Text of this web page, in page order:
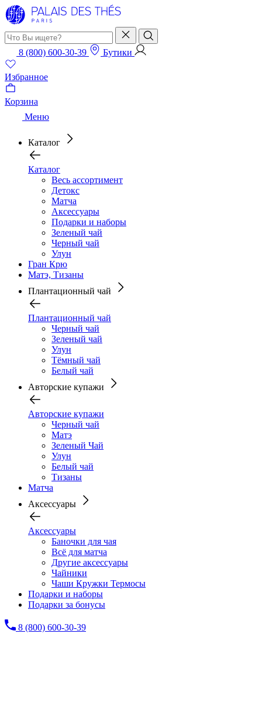
8 (800) 600-30-39 Бутики
Избранное
Корзина
Меню
Каталог
Каталог
Весь ассортимент
Детокс
Матча
Аксессуары
Подарки и наборы
Зеленый чай
Черный чай
Улун
Гран Крю
Матэ, Тизаны
Плантационный чай
Плантационный чай
Черный чай
Зеленый чай
Улун
Тёмный чай
Белый чай
Авторские купажи
Авторские купажи
Черный чай
Матэ
Зеленый Чай
Улун
Белый чай
Тизаны
Матча
Аксессуары
Аксессуары
Баночки для чая
Всё для матча
Другие аксессуары
Чайники
Чаши Кружки Термосы
Подарки и наборы
Подарки за бонусы
8 (800) 600-30-39